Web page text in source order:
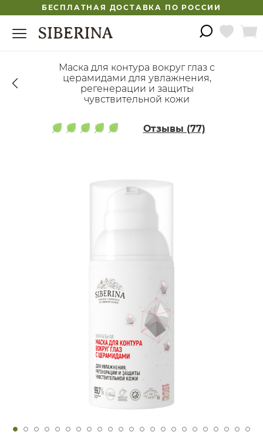
БЕСПЛАТНАЯ ДОСТАВКА ПО РОССИИ
Маска для контура вокруг глаз с
церамидами для увлажнения,
регенерации и защиты
чувствительной кожи
Отзывы (77)